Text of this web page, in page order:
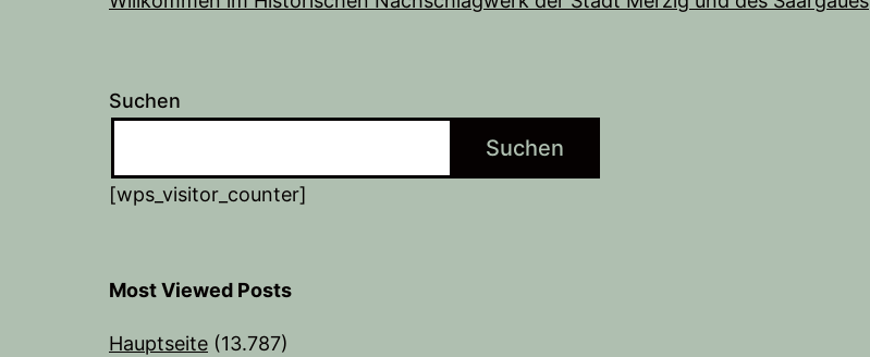
Suchen
Suchen
[wps_visitor_counter]
Most Viewed Posts
Hauptseite (13.787)